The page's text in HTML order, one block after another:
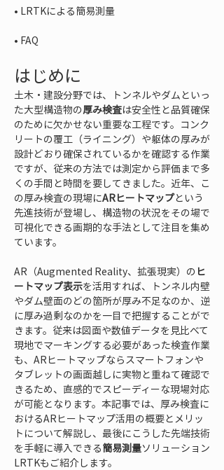
•
• FAQ
はじめに
土木・建設分野では、トンネルやダムといっ
た大型構造物の厚み検査は安全性と品質確保
のために欠かせない重要な工程です。コンク
リートの覆工（ライニング）や躯体の厚みが
設計どおり確保されているかを確認する作業
ですが、従来の方法では測定から評価まで多
くの手間と時間を要してきました。近年、こ
の厚み検査の現場にARヒートマップという
先進技術が登場し、構造物の状況をその場で
可視化できる画期的な手法として注目を集め
ています。
AR（Augmented Reality、拡張現実）の ヒ
ートマップ表示を活用すれば、トンネル内壁
やダム壁面のどの箇所が厚み不足なのか、逆
に厚み過剰なのかを一目で把握することがで
きます。従来は図面や数値データを見比べて
現地でマーキングする必要があった検査作業
も、ARヒートマップならスマートフォンや
タブレットの画面越しに実物と重ねて確認で
きるため、直感的でスピーディーな現場対応
が可能となります。本記事では、厚み検査に
おけるARヒートマップ活用の概要とメリッ
トについて解説し、最後にこうした先端技術
を手軽に導入できる簡易測量ソリューション
LRTKもご紹介します。